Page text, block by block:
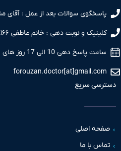
سوالات بعد از عمل : آقای منتظری 09304516119
و نوبت دهی : خانم عاطفی ۰۹۱۰۴۸۰۸۱۶۶- 02149796289
دهی 10 الی 17 روز های شنبه الی چهارشنبه
سریع
اصلی
با ما